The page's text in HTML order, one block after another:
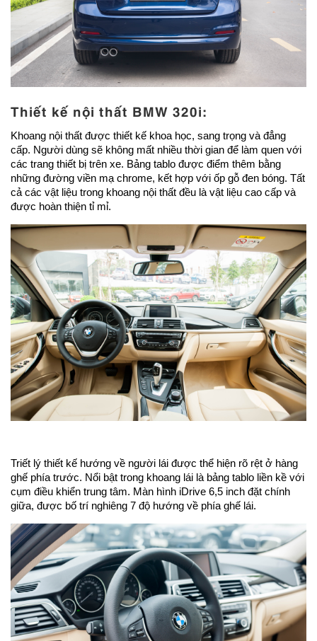
Thiết kế nội thất BMW 320i:
Khoang nội thất được thiết kế khoa học, sang trọng và đẳng
cấp. Người dùng sẽ không mất nhiều thời gian để làm quen với
các trang thiết bị trên xe. Bảng tablo được điểm thêm bằng
những đường viền mạ chrome, kết hợp với ốp gỗ đen bóng. Tất
cả các vật liệu trong khoang nội thất đều là vật liệu cao cấp và
được hoàn thiện tỉ mỉ.
Triết lý thiết kế hướng về người lái được thể hiện rõ rệt ở hàng
ghế phía trước. Nổi bật trong khoang lái là bảng tablo liền kề với
cụm điều khiển trung tâm. Màn hình iDrive 6,5 inch đặt chính
giữa, được bố trí nghiêng 7 độ hướng về phía ghế lái.